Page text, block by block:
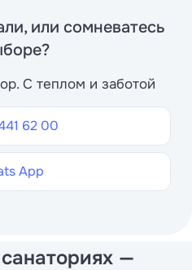
или сомневатесь
С теплом и заботой
62 00
App
—